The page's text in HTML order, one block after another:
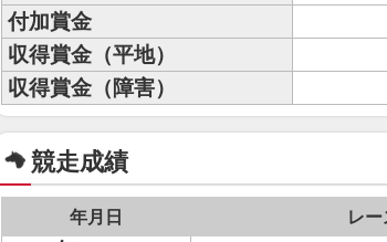
付加賞金
収得賞金（平地）
収得賞金（障害）
競走成績
年月日 レー